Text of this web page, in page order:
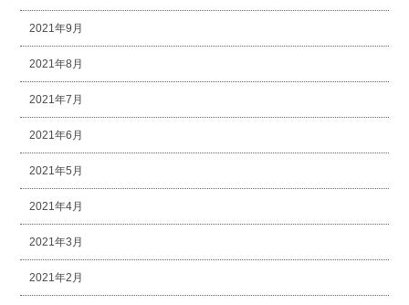
2021年9月
2021年8月
2021年7月
2021年6月
2021年5月
2021年4月
2021年3月
2021年2月